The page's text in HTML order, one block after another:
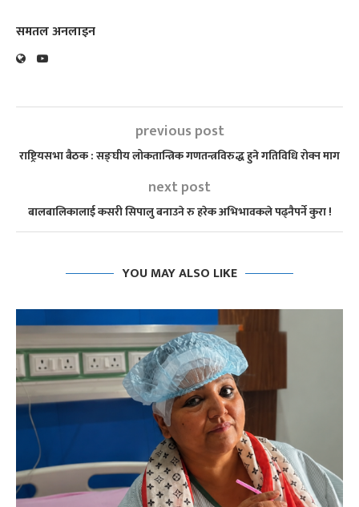
समतल अनलाइन
previous post
राष्ट्रियसभा बैठक : सङ्घीय लोकतान्त्रिक गणतन्त्रविरुद्ध हुने गतिविधि रोक्न माग
next post
बालबालिकालाई कसरी सिपालु बनाउने रु हरेक अभिभावकले पढ्नैपर्ने कुरा !
YOU MAY ALSO LIKE